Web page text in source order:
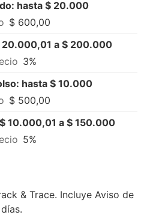
hasta $ 20.000
$ 600,00
20.000,01 a $ 200.000
3%
hasta $ 10.000
$ 500,00
10.000,01 a $ 150.000
5%
& Trace. Incluye Aviso de